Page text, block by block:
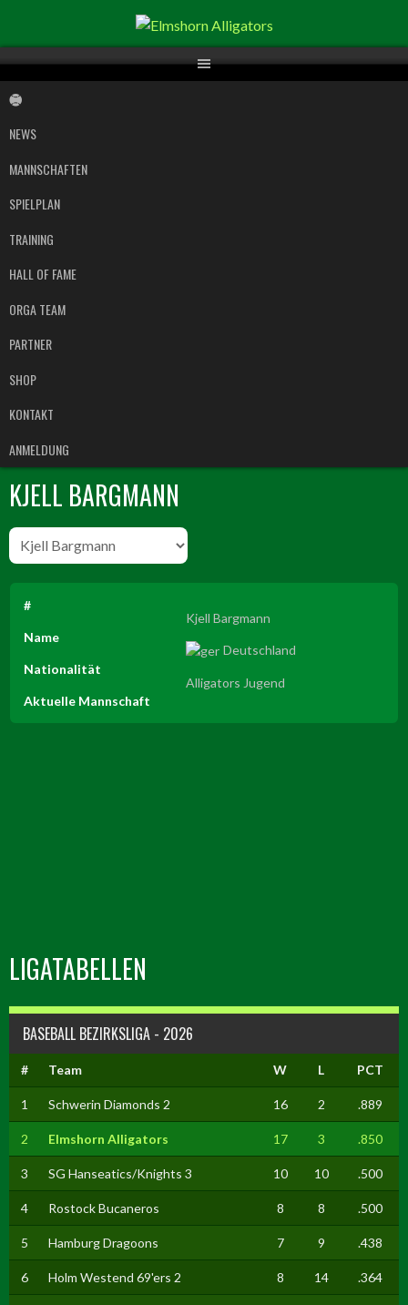
Inhalt
NEWS
MANNSCHAFTEN
SPIELPLAN
TRAINING
HALL OF FAME
ORGA TEAM
PARTNER
SHOP
KONTAKT
ANMELDUNG
KJELL BARGMANN
#
Name
Kjell Bargmann
Nationalität
Deutschland
Aktuelle Mannschaft
Alligators Jugend
LIGATABELLEN
BASEBALL BEZIRKSLIGA - 2026
# Team W L PCT
1 Schwerin Diamonds 2 16 2 .889
2 Elmshorn Alligators 17 3 .850
3 SG Hanseatics/Knights 3 10 10 .500
4 Rostock Bucaneros 8 8 .500
5 Hamburg Dragoons 7 9 .438
6 Holm Westend 69'ers 2 8 14 .364